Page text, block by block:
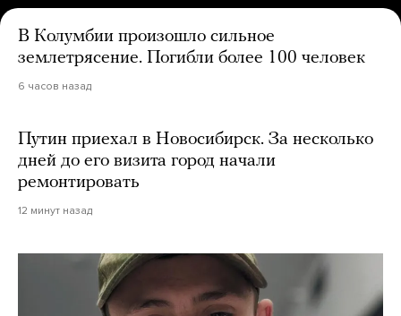
В Колумбии произошло сильное
землетрясение. Погибли более 100 человек
6 часов назад
Путин приехал в Новосибирск. За несколько
дней до его визита город начали
ремонтировать
12 минут назад